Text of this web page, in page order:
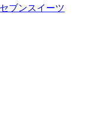
セブンスイーツ